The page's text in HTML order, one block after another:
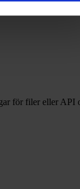
för filer eller API